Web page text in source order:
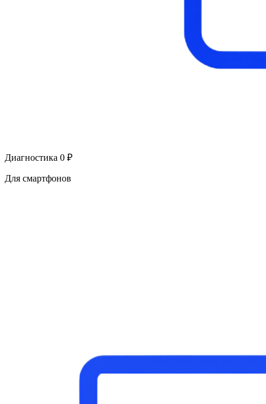
Диагностика 0 ₽
Для смартфонов